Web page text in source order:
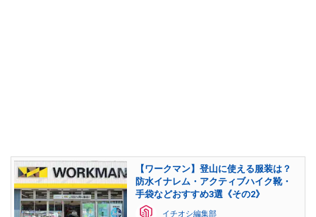
【ワークマン】登山に使える服装は？
防水イナレム・アクティブハイク靴・
手袋などおすすめ3選《その2》
イチオシ編集部